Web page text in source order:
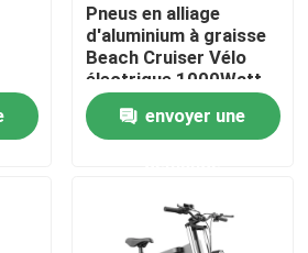
pliants
Pneus en alliage
d'aluminium à graisse
Beach Cruiser Vélo
électrique 1000Watt
Haute Vitesse
envoyer une